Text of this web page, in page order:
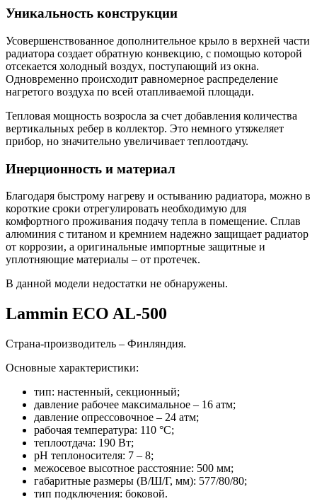
Уникальность конструкции
Усовершенствованное дополнительное крыло в верхней части
радиатора создает обратную конвекцию, с помощью которой
отсекается холодный воздух, поступающий из окна.
Одновременно происходит равномерное распределение
нагретого воздуха по всей отапливаемой площади.
Тепловая мощность возросла за счет добавления количества
вертикальных ребер в коллектор. Это немного утяжеляет
прибор, но значительно увеличивает теплоотдачу.
Инерционность и материал
Благодаря быстрому нагреву и остыванию радиатора, можно в
короткие сроки отрегулировать необходимую для
комфортного проживания подачу тепла в помещение. Сплав
алюминия с титаном и кремнием надежно защищает радиатор
от коррозии, а оригинальные импортные защитные и
уплотняющие материалы – от протечек.
В данной модели недостатки не обнаружены.
Lammin ECO AL-500
Страна-производитель – Финляндия.
Основные характеристики:
тип: настенный, секционный;
давление рабочее максимальное – 16 атм;
давление опрессовочное – 24 атм;
рабочая температура: 110 °С;
теплоотдача: 190 Вт;
pH теплоносителя: 7 – 8;
межосевое высотное расстояние: 500 мм;
габаритные размеры (В/Ш/Г, мм): 577/80/80;
тип подключения: боковой.